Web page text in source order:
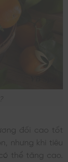
đối cao tốt
nhưng khi tiêu
thể tăng cao.